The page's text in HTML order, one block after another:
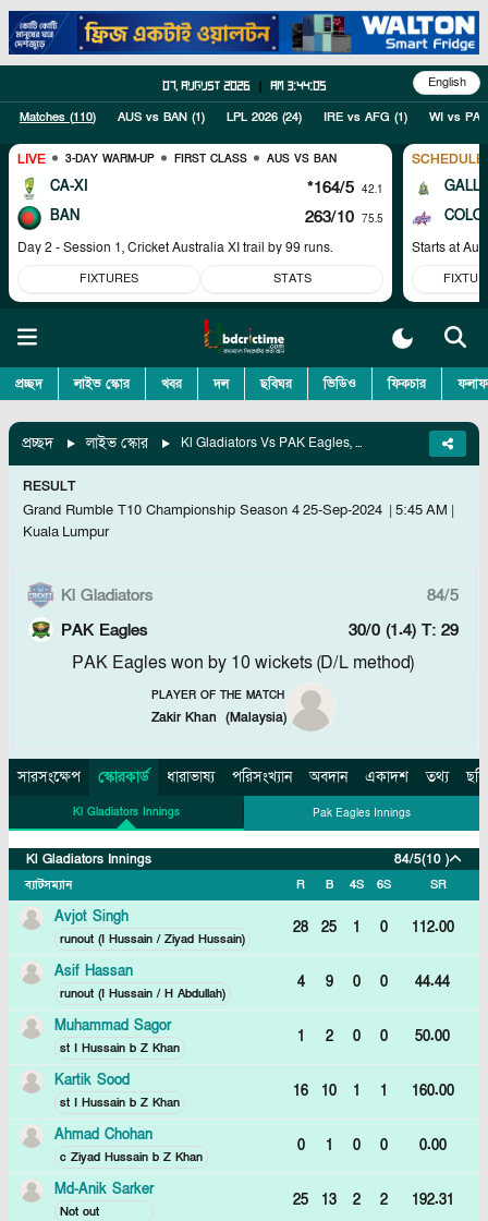
07, August 2026 am 3:44:06 English
Matches (110) AUS vs BAN (1) LPL 2026 (24) IRE vs AFG (1) WI vs PAK
LIVE 3-DAY WARM-UP FIRST CLASS AUS VS BAN
CA-XI *164/5 42.1
BAN 263/10 75.5
Day 2 - Session 1, Cricket Australia XI trail by 99 runs.
FIXTURES STATS
Starts at
প্রচ্ছদ লাইভ স্কোর খবর দল ছবিঘর ভিডিও ফিকচার
প্রচ্ছদ লাইভ স্কোর Kl Gladiators Vs PAK Eagles, Match 7
RESULT
Grand Rumble T10 Championship Season 425-Sep-2024 | 5:45 AM |
Kuala Lumpur
Kl Gladiators
84/5
PAK Eagles
30/0 (1.4) T: 29
PAK Eagles won by 10 wickets (D/L method)
PLAYER OF THE MATCH
Zakir Khan (Malaysia)
সারসংক্ষেপ স্কোরকার্ড ধারাভাষ্য পরিসংখ্যান অবদান একাদশ তথ্য
Kl Gladiators Innings Pak Eagles Innings
Kl Gladiators Innings 84/5(10 )
ব্যাটসম্যান R B 4S 6S SR
Avjot Singh
runout (I Hussain / Ziyad Hussain)
28 25 1 0 112.00
Asif Hassan
runout (I Hussain / H Abdullah)
4 9 0 0 44.44
Muhammad Sagor
st I Hussain b Z Khan
1 2 0 0 50.00
Kartik Sood
st I Hussain b Z Khan
16 10 1 1 160.00
Ahmad Chohan
c Ziyad Hussain b Z Khan
0 1 0 0 0.00
Md-Anik Sarker
Not out
25 13 2 2 192.31